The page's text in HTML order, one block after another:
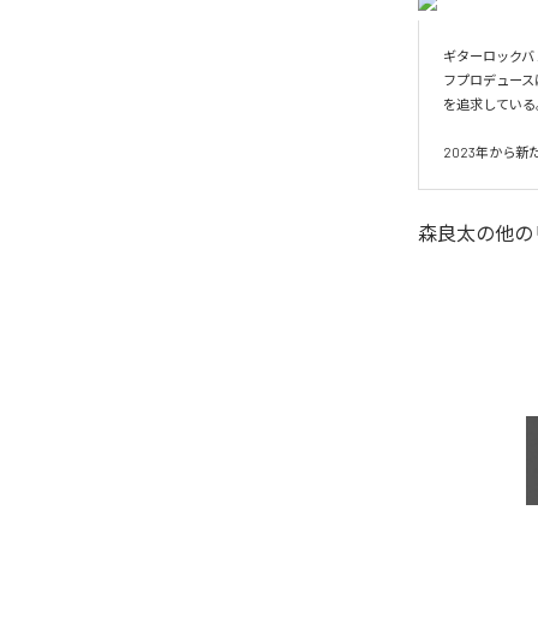
ギターロック
フプロデュー
を追求している
2023年から新
森良太の他